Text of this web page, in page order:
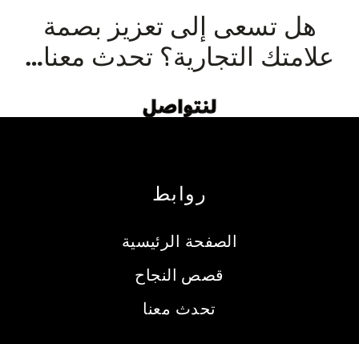
هل تسعى إلى تعزيز بصمة
علامتك التجارية؟ تحدث معنا…
لنتواصل
روابط
الصفحة الرئيسية
قصص النجاح
تحدث معنا